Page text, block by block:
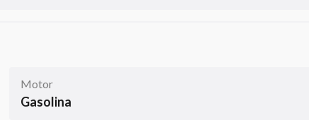
Motor
Gasolina